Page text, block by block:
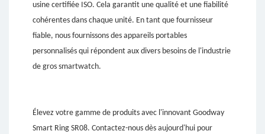
usine certifiée ISO. Cela garantit une qualité et une fiabilité
cohérentes dans chaque unité. En tant que fournisseur
fiable, nous fournissons des appareils portables
personnalisés qui répondent aux divers besoins de l'industrie
de gros smartwatch.
Élevez votre gamme de produits avec l'innovant Goodway
Smart Ring SR08. Contactez-nous dès aujourd'hui pour